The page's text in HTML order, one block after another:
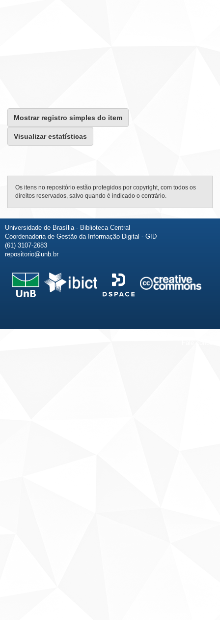
Mostrar registro simples do item
Visualizar estatísticas
Os itens no repositório estão protegidos por copyright, com todos os
direitos reservados, salvo quando é indicado o contrário.
Universidade de Brasília - Biblioteca Central
Coordenadoria de Gestão da Informação Digital - GID
(61) 3107-2683
repositorio@unb.br